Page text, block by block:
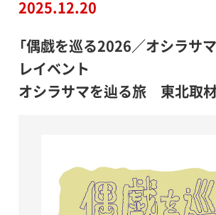
2025.12.20
「偶戯を巡る2026／オシラサ
レイベント
オシラサマを辿る旅 東北取